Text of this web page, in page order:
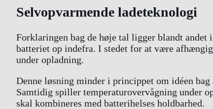
Selvopvarmende ladeteknologi
Forklaringen bag de høje tal ligger blandt
batteriet op indefra. I stedet for at være
under opladning.
Denne løsning minder i princippet om idéen
Samtidig spiller temperaturovervågning under
skal kombineres med batterihelses holdbarhed.